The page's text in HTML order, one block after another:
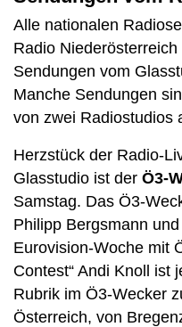
Alle nationalen
Radio
Sendungen vom
Manche Sendungen
von zwei Radiostudios
Herzstück der Radio-
Glasstudio ist der Ö3-
Samstag. Das Ö3-
Philipp Bergsmann
Eurovision-Woche mit
Contest“ Andi Knoll ist
Rubrik im Ö3-Wecker
Österreich, von